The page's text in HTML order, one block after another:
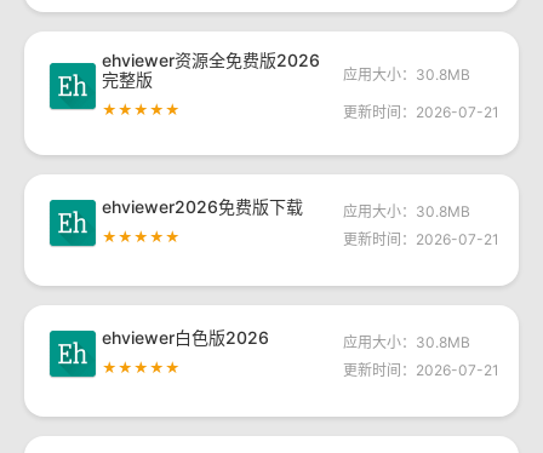
ehviewer资源全免费版2026
完整版
★★★★★
应用大小：30.8MB
更新时间：2026-07-21
ehviewer2026免费版下载
★★★★★
应用大小：30.8MB
更新时间：2026-07-21
ehviewer白色版2026
★★★★★
应用大小：30.8MB
更新时间：2026-07-21